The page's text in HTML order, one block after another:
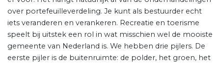
over portefeuilleverdeling. Je kunt als bestuurder echt
iets veranderen en verankeren. Recreatie en toerisme
speelt bij uitstek een rol in wat misschien wel de mooiste
gemeente van Nederland is. We hebben drie pijlers. De
eerste pijler is de buitenruimte: de polder, het groen, het